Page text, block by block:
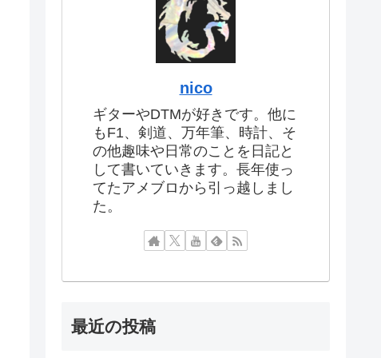
nico
ギターやDTMが好きです。他に
もF1、剣道、万年筆、時計、そ
の他趣味や日常のことを日記と
して書いていきます。長年使っ
てたアメブロから引っ越しまし
た。
最近の投稿